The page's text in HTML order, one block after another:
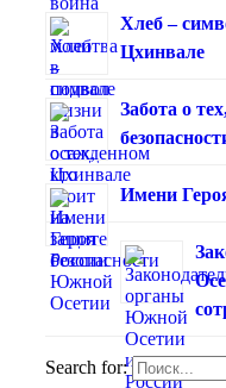
Хлеб –
Цхинвале
Забота о
Имени
Search for: